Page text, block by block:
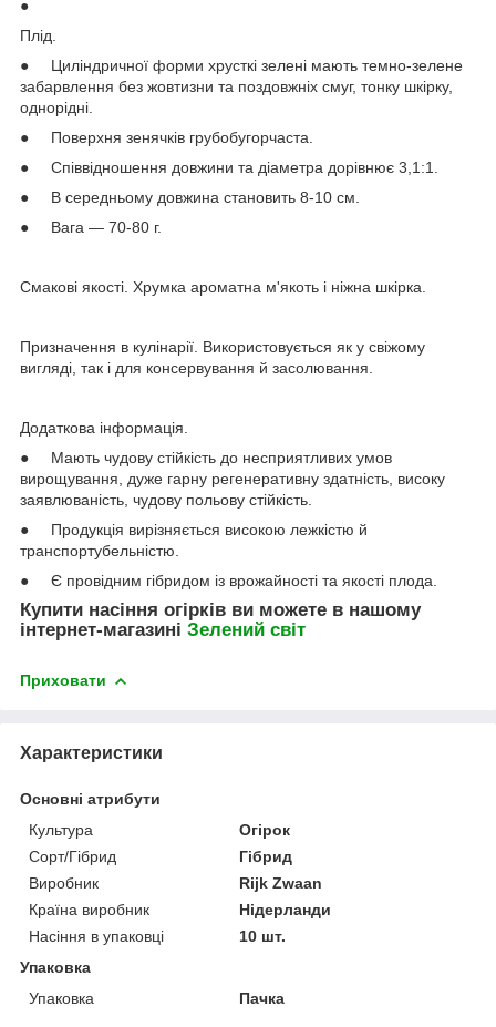
●
Плід.
● Циліндричної форми хрусткі зелені мають темно-зелене
забарвлення без жовтизни та поздовжніх смуг, тонку шкірку,
однорідні.
● Поверхня зенячків грубобугорчаста.
● Співвідношення довжини та діаметра дорівнює 3,1:1.
● В середньому довжина становить 8-10 см.
● Вага — 70-80 г.
Смакові якості. Хрумка ароматна м'якоть і ніжна шкірка.
Призначення в кулінарії. Використовується як у свіжому
вигляді, так і для консервування й засолювання.
Додаткова інформація.
● Мають чудову стійкість до несприятливих умов
вирощування, дуже гарну регенеративну здатність, високу
заявлюваність, чудову польову стійкість.
● Продукція вирізняється високою лежкістю й
транспортубельністю.
● Є провідним гібридом із врожайності та якості плода.
Купити насіння огірків ви можете в нашому
інтернет-магазині Зелений свiт
Приховати
Характеристики
Основні атрибути
Культура
Огірок
Сорт/Гібрид
Гібрид
Виробник
Rijk Zwaan
Країна виробник
Нідерланди
Насіння в упаковці
10 шт.
Упаковка
Упаковка
Пачка